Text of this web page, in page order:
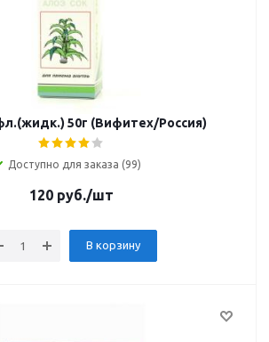
50г (Вифитех/Россия)
Доступно для заказа (99)
120руб./шт
В корзину